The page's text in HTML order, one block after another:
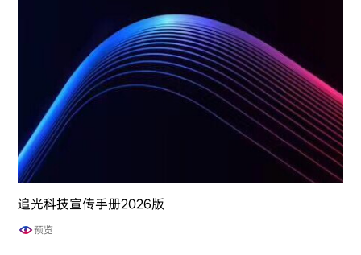
追光科技宣传手册2026版
预览